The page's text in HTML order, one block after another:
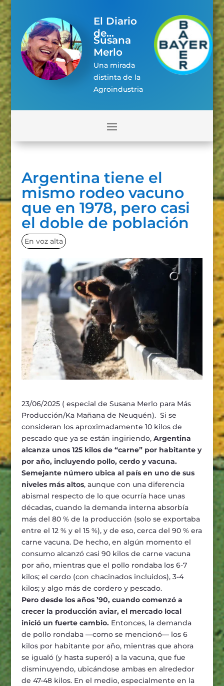
El Diario
de...
Susana
Merlo
Una mirada
distinta de la
Agroindustria
Argentina tiene el
mismo rodeo vacuno
que en 1978, pero casi
el doble de población
En voz alta
23/06/2025 ( especial de Susana Merlo para Más
Producción/Ka Mañana de Neuquén). Si se
consideran los aproximadamente 10 kilos de
pescado que ya se están ingiriendo, Argentina
alcanza unos 125 kilos de “carne” por habitante y
por año, incluyendo pollo, cerdo y vacuna.
Semejante número ubica al país en uno de sus
niveles más altos, aunque con una diferencia
abismal respecto de lo que ocurría hace unas
décadas, cuando la demanda interna absorbía
más del 80 % de la producción (solo se exportaba
entre el 12 % y el 15 %), y de eso, cerca del 90 % era
carne vacuna. De hecho, en algún momento el
consumo alcanzó casi 90 kilos de carne vacuna
por año, mientras que el pollo rondaba los 6-7
kilos; el cerdo (con chacinados incluidos), 3-4
kilos; y algo más de cordero y pescado.
Pero desde los años ’90, cuando comenzó a
crecer la producción aviar, el mercado local
inició un fuerte cambio.Entonces, la demanda
de pollo rondaba —como se mencionó— los 6
kilos por habitante por año, mientras que ahora
se igualó (y hasta superó) a la vacuna, que fue
disminuyendo, ubicándose ambas en alrededor
de 47-48 kilos. En el medio, especialmente en la